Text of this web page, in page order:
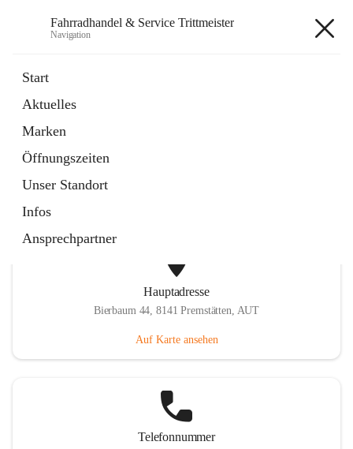
Fahrradhandel & Service Trittmeister
Navigation
Start
Aktuelles
Marken
Öffnungszeiten
Unser Standort
Infos
Ansprechpartner
Homepage
Externe Webseite
öffnet
in
neuem
Tab
Hauptadresse
Bierbaum 44, 8141 Premstätten, AUT
Auf Karte ansehen
Telefonnummer